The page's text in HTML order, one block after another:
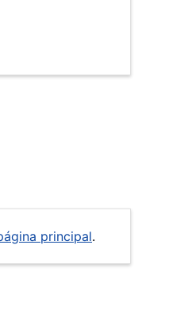
principal.